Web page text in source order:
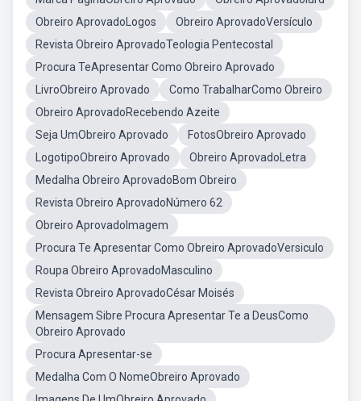
Obreiro AprovadoLogos
Obreiro AprovadoVersículo
Revista Obreiro AprovadoTeologia Pentecostal
Procura TeApresentar Como Obreiro Aprovado
LivroObreiro Aprovado
Como TrabalharComo Obreiro
Obreiro AprovadoRecebendo Azeite
Seja UmObreiro Aprovado
FotosObreiro Aprovado
LogotipoObreiro Aprovado
Obreiro AprovadoLetra
Medalha Obreiro AprovadoBom Obreiro
Revista Obreiro AprovadoNúmero 62
Obreiro AprovadoImagem
Procura Te Apresentar Como Obreiro AprovadoVersiculo
Roupa Obreiro AprovadoMasculino
Revista Obreiro AprovadoCésar Moisés
Mensagem Sibre Procura Apresentar Te a DeusComo
Obreiro Aprovado
Procura Apresentar-se
Medalha Com O NomeObreiro Aprovado